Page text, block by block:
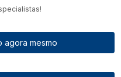
agora mesmo